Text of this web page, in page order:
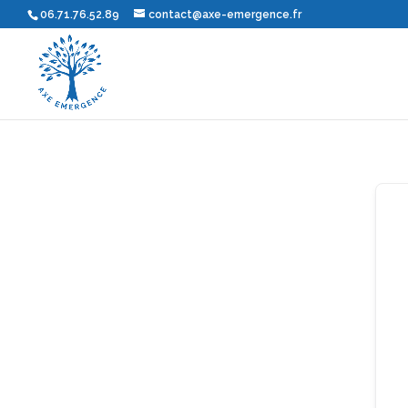
06.71.76.52.89 contact@axe-emergence.fr